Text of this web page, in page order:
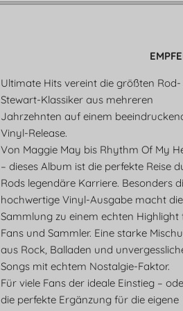
Ultimate Hits vereint die größten Rod-
Stewart-Klassiker aus mehreren
Jahrzehnten auf einem
Vinyl-Release.
Von Maggie May bis Rhythm Of My
– dieses Album ist die perfekte Reise
Rods legendäre Karriere. Besonders
hochwertige Vinyl-Ausgabe macht
Sammlung zu einem echten Highlight
Fans und Sammler. Eine starke
aus Rock, Balladen und
Songs mit echtem Nostalgie-Faktor.
Für viele Fans der ideale Einstieg –
die perfekte Ergänzung für die eigene